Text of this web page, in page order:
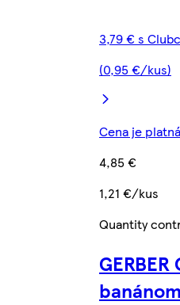
3,79 € s
(0,95 €/kus)
Cena je
4,85 €
1,21 €/kus
Quantity